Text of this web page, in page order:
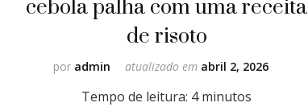
de risoto
por admin atualizado em abril 2, 2026
Tempo de leitura: 4 minutos